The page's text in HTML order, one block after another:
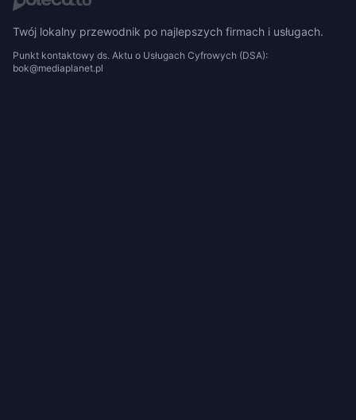
Twój lokalny przewodnik po najlepszych firmach i usługach.
Punkt kontaktowy ds. Aktu o Usługach Cyfrowych (DSA):
bok@mediaplanet.pl